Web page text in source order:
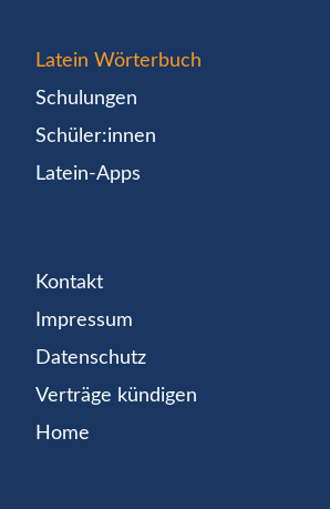
Latein Wörterbuch
Schulungen
Schüler:innen
Latein-Apps
Kontakt
Impressum
Datenschutz
Verträge kündigen
Home